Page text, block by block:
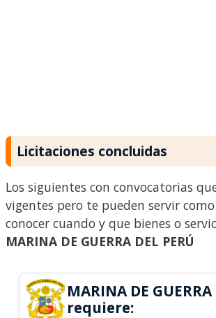
Licitaciones concluidas
Los siguientes con convocatorias
vigentes pero te pueden servir
conocer cuando y que bienes o
MARINA DE GUERRA DEL PERÚ
MARINA DE GUERRA
requiere: